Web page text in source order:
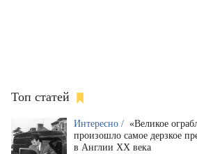
Топ статей
Интересно / «Великое
произошло самое дерзкое
в Англии XX века